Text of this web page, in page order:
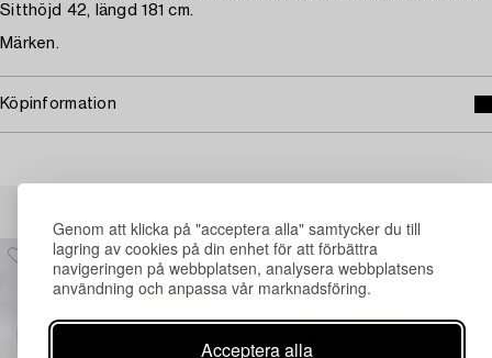
Genom att klicka på "acceptera alla" samtycker du till
lagring av cookies på din enhet för att förbättra
navigeringen på webbplatsen, analysera webbplatsens
användning och anpassa vår marknadsföring.
Acceptera alla
Sitthöjd 42, längd 181 cm.
Märken.
Köpinformation